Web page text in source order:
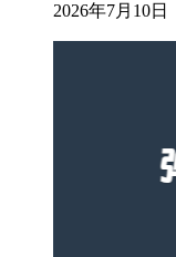
2026年7月10日